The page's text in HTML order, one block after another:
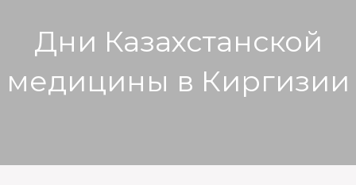
Дни Казахстанской
медицины в Киргизии